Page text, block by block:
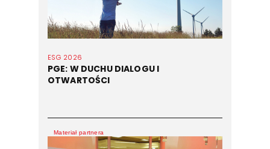
ESG 2026
PGE: W DUCHU DIALOGU I
OTWARTOŚCI
Materiał partnera